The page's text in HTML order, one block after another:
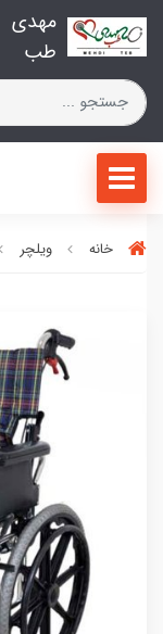
مهدی
طب
خانه ویلچر